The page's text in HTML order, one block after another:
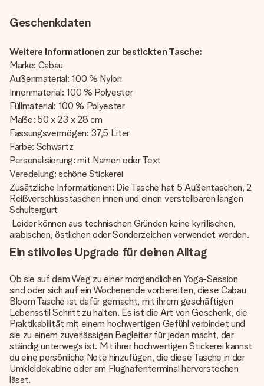
Geschenkdaten
Weitere Informationen zur bestickten Tasche:
Marke: Cabau
Außenmaterial: 100 % Nylon
Innenmaterial: 100 % Polyester
Füllmaterial: 100 % Polyester
Maße: 50 x 23 x 28 cm
Fassungsvermögen: 37,5 Liter
Farbe: Schwartz
Personalisierung: mit Namen oder Text
Veredelung: schöne Stickerei
Zusätzliche Informationen: Die Tasche hat 5 Außentaschen, 2
Reißverschlusstaschen innen und einen verstellbaren langen
Schultergurt
Leider können aus technischen Gründen keine kyrillischen,
arabischen, östlichen oder Sonderzeichen verwendet werden.
Ein stilvolles Upgrade für deinen Alltag
Ob sie auf dem Weg zu einer morgendlichen Yoga-Session
sind oder sich auf ein Wochenende vorbereiten, diese Cabau
Bloom Tasche ist dafür gemacht, mit ihrem geschäftigen
Lebensstil Schritt zu halten. Es ist die Art von Geschenk, die
Praktikabilität mit einem hochwertigen Gefühl verbindet und
sie zu einem zuverlässigen Begleiter für jeden macht, der
ständig unterwegs ist. Mit ihrer hochwertigen Stickerei kannst
du eine persönliche Note hinzufügen, die diese Tasche in der
Umkleidekabine oder am Flughafenterminal hervorstechen
lässt.